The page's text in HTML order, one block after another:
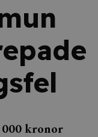
000 kronor